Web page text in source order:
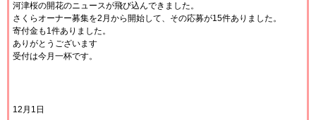
河津桜の開花のニュースが飛び込んできました。
さくらオーナー募集を2月から開始して、その応募が15件ありました。
寄付金も1件ありました。
ありがとうございます
受付は今月一杯です。
12月1日